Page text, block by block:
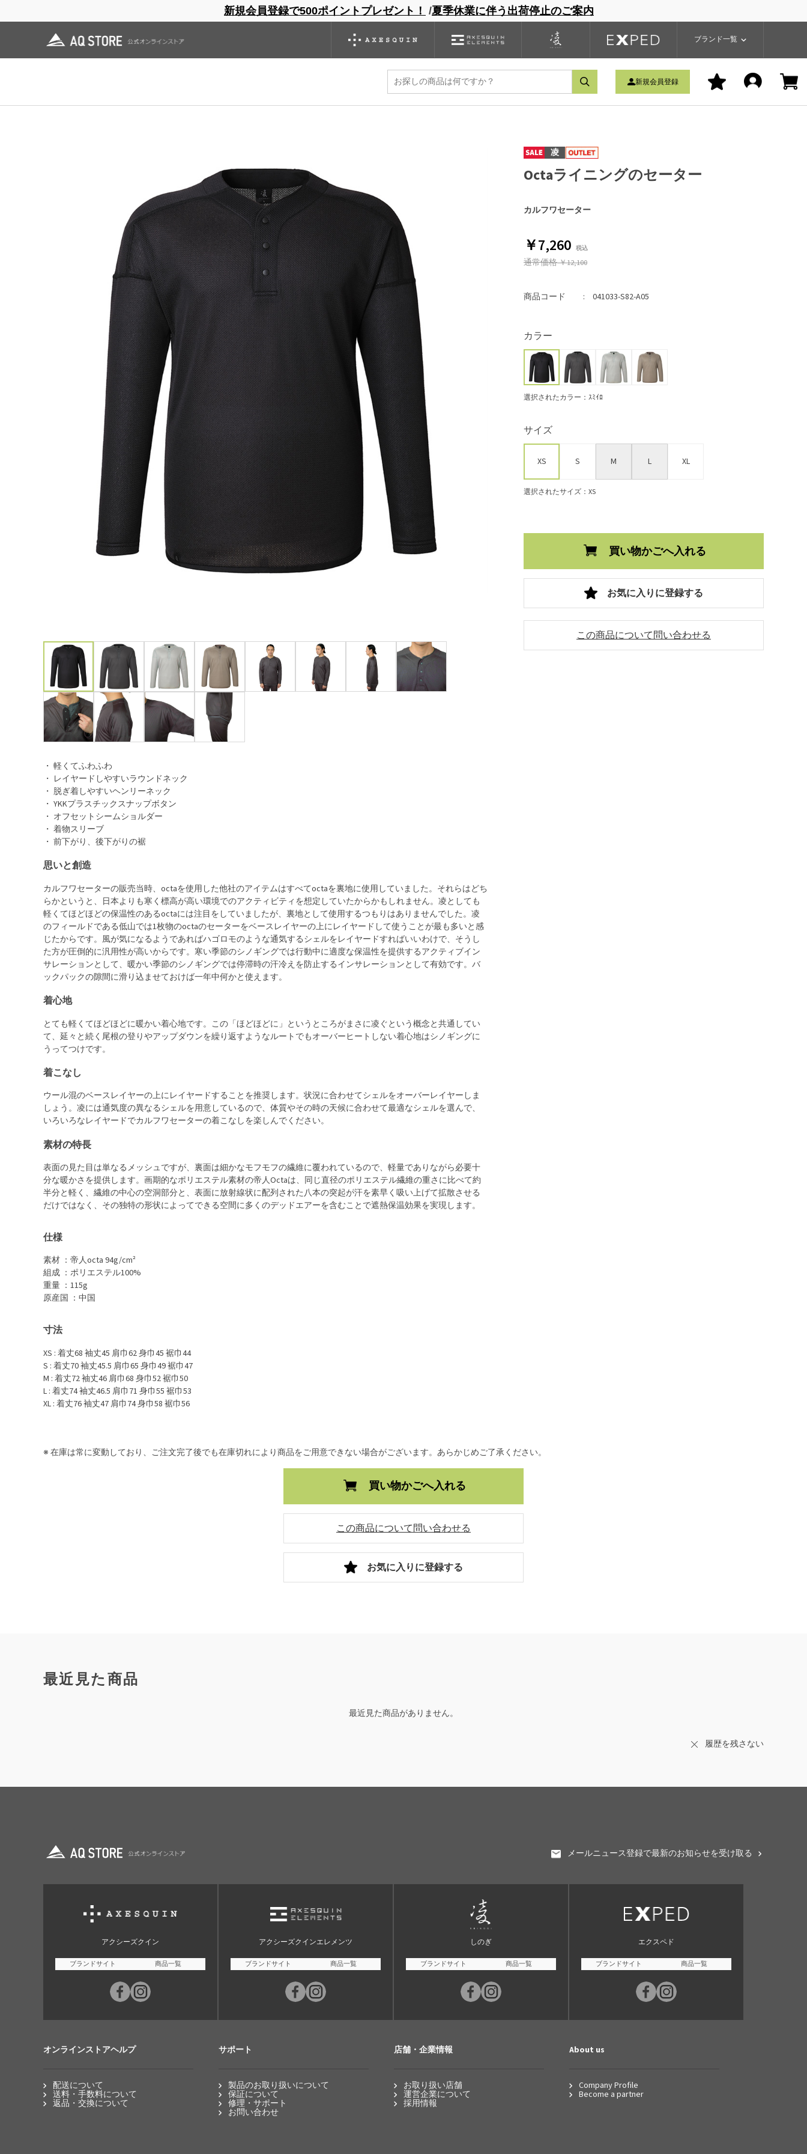
新規会員登録で500ポイントプレゼント！ /夏季休業に伴う出荷停止のご案内
ブランド一覧
ブランドサイト 商品一覧 ブランドサイト 商品一覧
新規会員登録
スリーピングマット バックパック グローブ シノギング アウトレット
・ 軽くてふわふわ
・ レイヤードしやすいラウンドネック
・ 脱ぎ着しやすいヘンリーネック
・ YKKプラスチックスナップボタン
・ オフセットシームショルダー
・ 着物スリーブ
・ 前下がり、後下がりの裾
思いと創造
カルフワセーターの販売当時、octaを使用した他社のアイテムはすべてoctaを裏地に使用していました。それらはどち
らかというと、日本よりも寒く標高が高い環境でのアクティビティを想定していたからかもしれません。凌としても
軽くてほどほどの保温性のあるoctaには注目をしていましたが、裏地として使用するつもりはありませんでした。凌
のフィールドである低山では1枚物のoctaのセーターをベースレイヤーの上にレイヤードして使うことが最も多いと感
じたからです。風が気になるようであればハゴロモのような通気するシェルをレイヤードすればいいわけで、そうし
た方が圧倒的に汎用性が高いからです。寒い季節のシノギングでは行動中に適度な保温性を提供するアクティブイン
サレーションとして、暖かい季節のシノギングでは停滞時の汗冷えを防止するインサレーションとして有効です。バ
ックパックの隙間に滑り込ませておけば一年中何かと使えます。
着心地
とても軽くてほどほどに暖かい着心地です。この「ほどほどに」というところがまさに凌ぐという概念と共通してい
て、延々と続く尾根の登りやアップダウンを繰り返すようなルートでもオーバーヒートしない着心地はシノギングに
うってつけです。
着こなし
ウール混のベースレイヤーの上にレイヤードすることを推奨します。状況に合わせてシェルをオーバーレイヤーしま
しょう。凌には通気度の異なるシェルを用意しているので、体質やその時の天候に合わせて最適なシェルを選んで、
いろいろなレイヤードでカルフワセーターの着こなしを楽しんでください。
素材の特長
表面の見た目は単なるメッシュですが、裏面は細かなモフモフの繊維に覆われているので、軽量でありながら必要十
分な暖かさを提供します。画期的なポリエステル素材の帝人Octaは、同じ直径のポリエステル繊維の重さに比べて約
半分と軽く、繊維の中心の空洞部分と、表面に放射線状に配列された八本の突起が汗を素早く吸い上げて拡散させる
だけではなく、その独特の形状によってできる空間に多くのデッドエアーを含むことで遮熱保温効果を実現します。
仕様
素材 ：帝人octa 94g/cm²
組成 ：ポリエステル100%
重量 ：115g
原産国 ：中国
寸法
XS : 着丈68 袖丈45 肩巾62 身巾45 裾巾44
S : 着丈70 袖丈45.5 肩巾65 身巾49 裾巾47
M : 着丈72 袖丈46 肩巾68 身巾52 裾巾50
L : 着丈74 袖丈46.5 肩巾71 身巾55 裾巾53
XL : 着丈76 袖丈47 肩巾74 身巾58 裾巾56
凌
Octaライニングのセーター
カルフワセーター
￥7,260
通常価格￥12,100
商品コード 041033-S82-A05
カラー
選択されたカラー：ｽﾐｲﾛ
サイズ
XS S M L XL
選択されたサイズ：XS
買い物かごへ入れる
この商品について問い合わせる
お気に入りに登録する
※ 在庫は常に変動しており、ご注文完了後でも在庫切れにより商品をご用意できない場合がございます。あらかじめご了承ください。
買い物かごへ入れる
この商品について問い合わせる
お気に入りに登録する
最近見た商品
最近見た商品がありません。
履歴を残さない
メールニュース登録で最新のお知らせを受け取る
アクシーズクイン
ブランドサイト 商品一覧
アクシーズクインエレメンツ
ブランドサイト 商品一覧
しのぎ
ブランドサイト 商品一覧
エクスペド
ブランドサイト 商品一覧
オンラインストアヘルプ
配送について
送料・手数料について
返品・交換について
サポート
製品のお取り扱いについて
保証について
修理・サポート
お問い合わせ
店舗・企業情報
お取り扱い店舗
運営企業について
採用情報
About us
Company Profile
Become a partner